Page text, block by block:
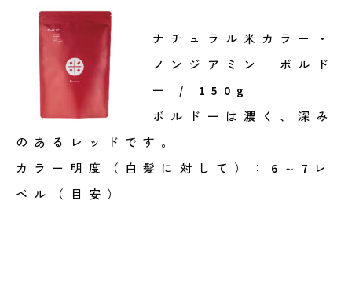
ナチュラル米カラー・
ノンジアミン ボルド
ー / 150g
ボルドーは濃く、深み
のあるレッドです。
カラー明度（白髪に対して）：6～7レ
ベル（目安）